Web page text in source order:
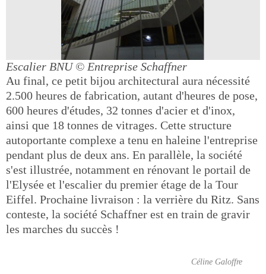
Escalier BNU © Entreprise Schaffner
Au final, ce petit bijou architectural aura nécessité
2.500 heures de fabrication, autant d'heures de pose,
600 heures d'études, 32 tonnes d'acier et d'inox,
ainsi que 18 tonnes de vitrages. Cette structure
autoportante complexe a tenu en haleine l'entreprise
pendant plus de deux ans. En parallèle, la société
s'est illustrée, notamment en rénovant le portail de
l'Elysée et l'escalier du premier étage de la Tour
Eiffel. Prochaine livraison : la verrière du Ritz. Sans
conteste, la société Schaffner est en train de gravir
les marches du succès !
Céline Galoffre